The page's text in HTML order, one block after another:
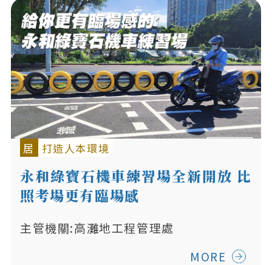
居 打造人本環境
永和綠寶石機車練習場全新開放 比
照考場更有臨場感
主管機關:高灘地工程管理處
MORE